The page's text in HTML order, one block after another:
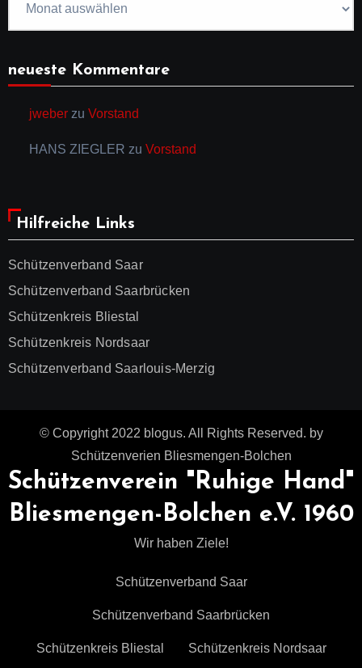
neueste Kommentare
jweberzu Vorstand
HANS ZIEGLER zu Vorstand
Hilfreiche Links
Schützenverband Saar
Schützenverband Saarbrücken
Schützenkreis Bliestal
Schützenkreis Nordsaar
Schützenverband Saarlouis-Merzig
© Copyright 2022 blogus. All Rights Reserved. by
Schützenverien Bliesmengen-Bolchen
Schützenverein "Ruhige Hand"
Bliesmengen-Bolchen e.V. 1960
Wir haben Ziele!
Schützenverband Saar
Schützenverband Saarbrücken
Schützenkreis Bliestal Schützenkreis Nordsaar